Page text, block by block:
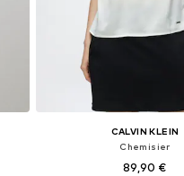
CALVIN KLEIN
Chemisier
89,90 €